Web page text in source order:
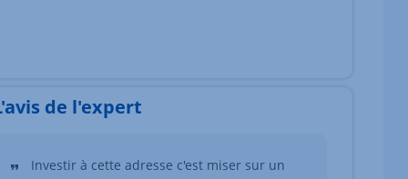
de l'expert
Investir à cette adresse c'est miser sur un